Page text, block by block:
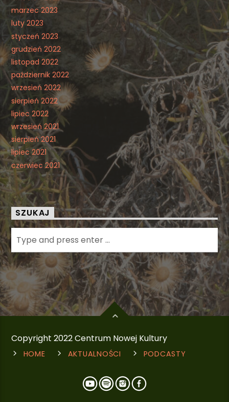
marzec 2023
luty 2023
styczeń 2023
grudzień 2022
listopad 2022
październik 2022
wrzesień 2022
sierpień 2022
lipiec 2022
wrzesień 2021
sierpień 2021
lipiec 2021
czerwiec 2021
SZUKAJ
Copyright 2022 Centrum Nowej Kultury
HOME AKTUALNOŚCI PODCASTY